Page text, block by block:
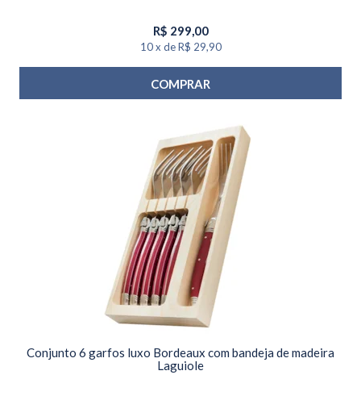
R$ 299,00
10 x de R$ 29,90
COMPRAR
Conjunto 6 garfos luxo Bordeaux com bandeja de madeira
Laguiole